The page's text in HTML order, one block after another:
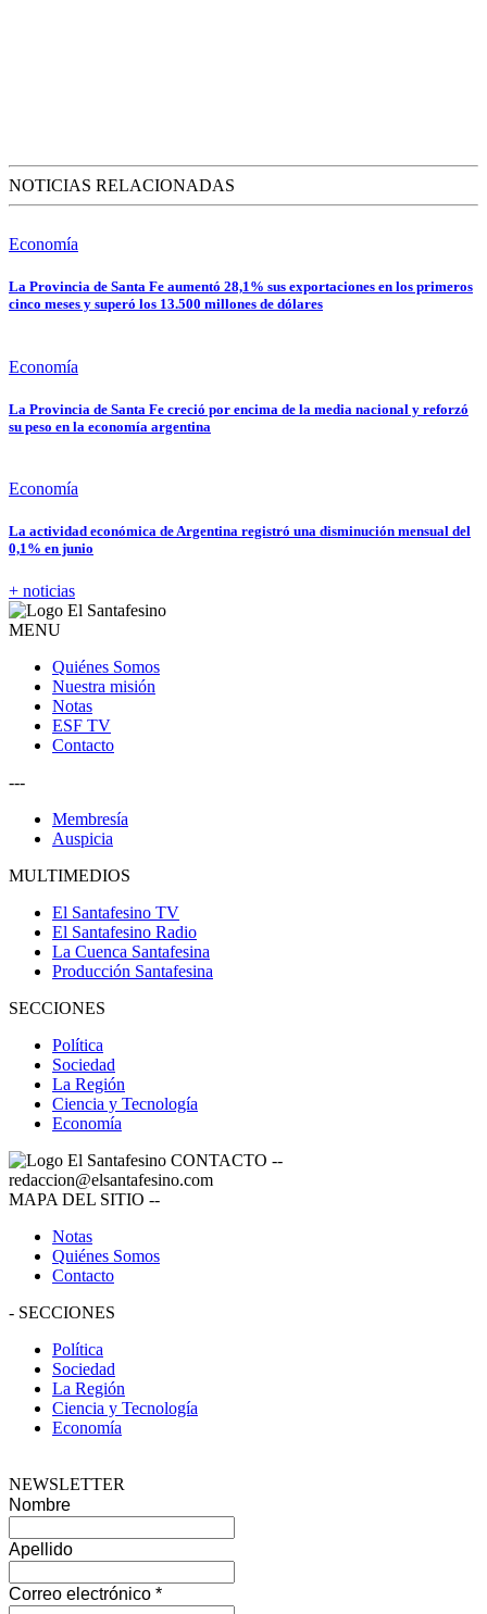
NOTICIAS RELACIONADAS
Economía
La Provincia de Santa Fe aumentó 28,1% sus exportaciones en los primeros
cinco meses y superó los 13.500 millones de dólares
Economía
La Provincia de Santa Fe creció por encima de la media nacional y reforzó
su peso en la economía argentina
Economía
La actividad económica de Argentina registró una disminución mensual del
0,1% en junio
+ noticias
MENU
Quiénes Somos
Nuestra misión
Notas
ESF TV
Contacto
---
Membresía
Auspicia
MULTIMEDIOS
El Santafesino TV
El Santafesino Radio
La Cuenca Santafesina
Producción Santafesina
SECCIONES
Política
Sociedad
La Región
Ciencia y Tecnología
Economía
CONTACTO --
redaccion@elsantafesino.com
MAPA DEL SITIO --
Notas
Quiénes Somos
Contacto
- SECCIONES
Política
Sociedad
La Región
Ciencia y Tecnología
Economía
NEWSLETTER
Nombre
Apellido
Correo electrónico *